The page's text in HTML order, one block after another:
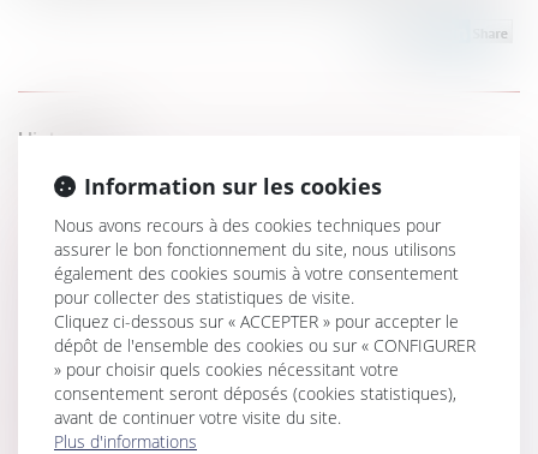
Historique
Groupements d’employeurs et portage salarial : des
Violences faites aux femmes : faut-il réformer l’incapacité
totale de travail, ou plutôt l’utiliser correctement ?
Construction : éligibilité au fonds de prévention du
phénomène de mouvements de terrain
Gestion des pénuries, contrôle des distributeurs et
dépendance économique : la Cour de cassation durcit
l’appréciation des pratiques verticales !
Information sur les cookies
Nous avons recours à des cookies techniques pour
assurer le bon fonctionnement du site, nous utilisons
également des cookies soumis à votre consentement
pour collecter des statistiques de visite.
Cliquez ci-dessous sur « ACCEPTER » pour accepter le
dépôt de l'ensemble des cookies ou sur « CONFIGURER
» pour choisir quels cookies nécessitant votre
consentement seront déposés (cookies statistiques),
avant de continuer votre visite du site.
Plus d'informations